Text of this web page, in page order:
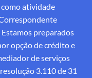
atividade
preparados
opção de crédito e
de serviços
3.110 de 31